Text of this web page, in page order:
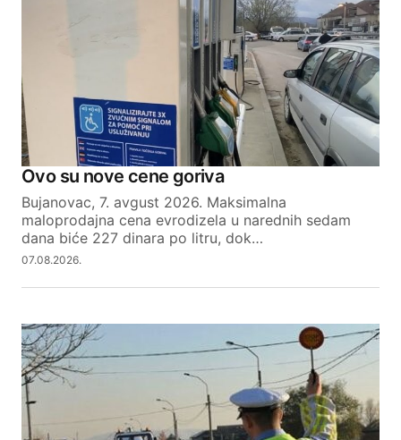
Ovo su nove cene goriva
Bujanovac, 7. avgust 2026. Maksimalna
maloprodajna cena evrodizela u narednih sedam
dana biće 227 dinara po litru, dok…
07.08.2026.